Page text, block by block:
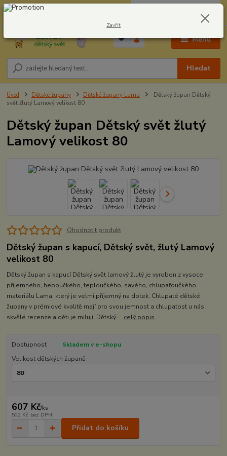
Menu
Hledat
604278943 0,00 Kč
Úvod Dětské župany Dětské župany Lama
Dětský župan Dětský
svět žlutý Lamový velikost 80
Dětský župan Dětský svět žlutý
Lamový velikost 80
Ohodnotit produkt
Dětský župan s kapucí, Dětský svět, žlutý Lamový
velikost 80
Dětský župan s kapucí Dětský svět lamový žlutý je vyroben z vysoce
příjemného, heboučkého, teploučkého, savého, chlupaťoučkého
materiálu Lama, který je velmi příjemný na dotek. Chlupaté dětské
župany v prémiové kvalitě mají pro svou jemnost a chlupatost u nás
skvělé recenze a děti je milují. Dětský ... celý popis
Dostupnost
Skladem v e-shopu
Velikost dětských županů
607 Kč/ks
502 Kč bez DPH
Přidat do košíku
Zavřít